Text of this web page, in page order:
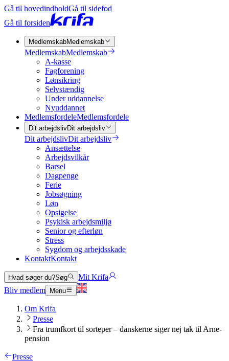
Gå til hovedindholdGå til sidefod
Gå til forsiden
MedlemskabMedlemskab
MedlemskabMedlemskab
A-kasse
Fagforening
Lønsikring
Selvstændig
Under uddannelse
Nyuddannet
MedlemsfordeleMedlemsfordele
Dit arbejdslivDit arbejdsliv
Dit arbejdslivDit arbejdsliv
Ansættelse
Arbejdsvilkår
Barsel
Dagpenge
Ferie
Jobsøgning
Løn
Opsigelse
Psykisk arbejdsmiljø
Senior og efterløn
Stress
Sygdom og arbejdsskade
KontaktKontakt
Hvad søger du?Søg
Mit Krifa
Bliv medlem
Menu
Om Krifa
Presse
Fra trumfkort til sorteper – danskerne siger nej tak til Arne-
pension
Presse